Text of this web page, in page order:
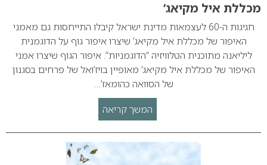
מכללת איל מקיאג’
חגיגות ה-60 לעצמאות מדינת ישראל קיבלו התייחסות גם מאמני
האיפור של מכללת איל מקיאג’ שיצרו איפור גוף על הדוגמנית
ליליאנה מתוכנית הטלוויזיה “הדוגמניות”. איפור הגוף שיצרו אמני
האיפור של מכללת איל מקיאג’ מאופיין בויז’ואל של פרחים בסגנון
של הסוואה כהומאז’…
המשך קריאה